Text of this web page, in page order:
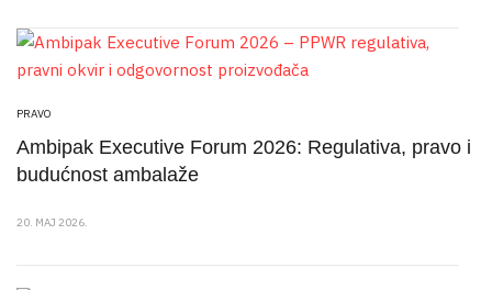
PRAVO
Ambipak Executive Forum 2026: Regulativa, pravo i
budućnost ambalaže
20. MAJ 2026.